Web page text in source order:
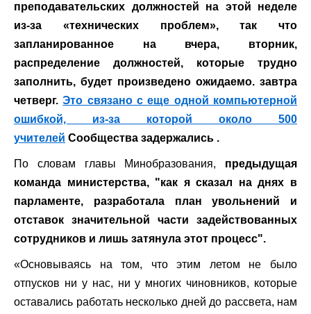
преподавательских должностей на этой неделе
из-за «технических проблем», так что
запланированное на вчера, вторник,
распределение должностей, которые трудно
заполнить, будет произведено ожидаемо. завтра
четверг.Это связано с еще одной компьютерной
ошибкой, из-за которой около 500
учителей Сообщества задержались .
По словам главы Минобразования, предыдущая
команда министерства, "как я сказал на днях в
парламенте, разработала план увольнений и
отставок значительной части задействованных
сотрудников и лишь затянула этот процесс".
«Основываясь на том, что этим летом не было
отпусков ни у нас, ни у многих чиновников, которые
оставались работать несколько дней до рассвета, нам